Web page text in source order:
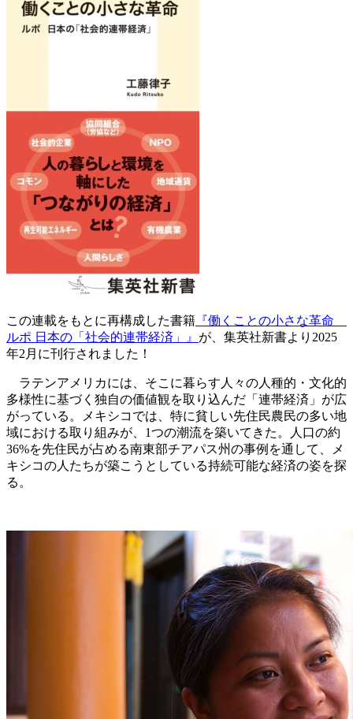
この連載をもとに再構成した書籍 『働くことの小さな革命
ルポ 日本の「社会的連帯経済」』 が、集英社新書より2025
年2月に刊行されました！
ラテンアメリカには、そこに暮らす人々の人種的・文化的
多様性に基づく独自の価値観を取り込んだ「 連帯経済 」が広
がっている。メキシコでは、特に貧しい先住民農民の多い地
域における取り組みが、1つの潮流を築いてきた。人口の約
36%を先住民が占める南東部チアパス州の事例を通して、メ
キシコの人たちが築こうとしている持続可能な経済の姿を探
る。